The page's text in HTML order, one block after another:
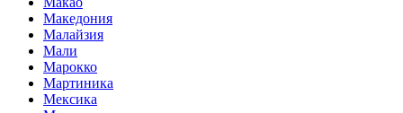
Македония
Малайзия
Мали
Марокко
Мартиника
Мексика